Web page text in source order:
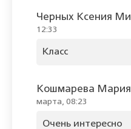
Черных Ксения
12:33
Класс
Кошмарева
марта, 08:23
Очень интересно